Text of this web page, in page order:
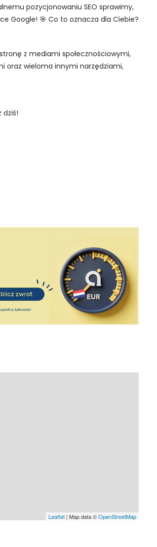
pozycjonowaniu SEO sprawimy,
Google! 🎯 Co to oznacza dla Ciebie?
z mediami społecznościowymi,
oraz wieloma innymi narzędziami,
dziś!
Leaflet| Map data ©OpenStreetMap